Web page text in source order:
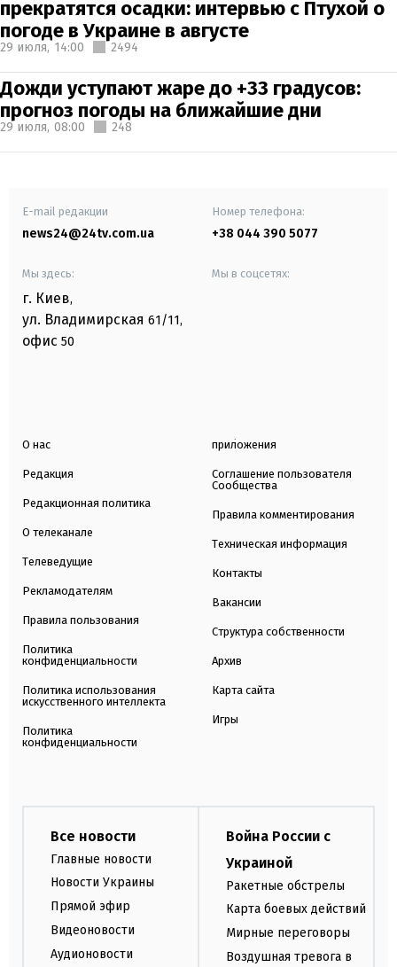
прекратятся осадки: интервью с Птухой о
погоде в Украине в августе
29 июля, 14:00 2494
Дожди уступают жаре до +33 градусов:
прогноз погоды на ближайшие дни
29 июля, 08:00 248
E-mail редакции
news24@24tv.com.ua
Номер телефона:
+38 044 390 5077
Мы здесь:
г. Киев,
ул. Владимирская 61/11,
офис 50
Мы в соцсетях:
О нас
Редакция
Редакционная политика
О телеканале
Телеведущие
Рекламодателям
Правила пользования
Политика
конфиденциальности
Политика использования
искусственного интеллекта
Политика
конфиденциальности
приложения
Соглашение пользователя
Сообщества
Правила комментирования
Техническая информация
Контакты
Вакансии
Структура собственности
Архив
Карта сайта
Игры
Все новости
Главные новости
Новости Украины
Прямой эфир
Видеоновости
Аудионовости
Война России с
Украиной
Ракетные обстрелы
Карта боевых действий
Мирные переговоры
Воздушная тревога в